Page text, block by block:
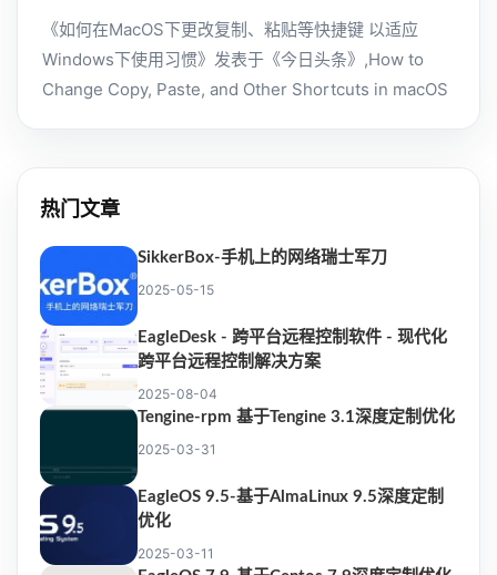
《如何在MacOS下更改复制、粘贴等快捷键 以适应
Windows下使用习惯》发表于《今日头条》,How to
Change Copy, Paste, and Other Shortcuts in macOS
热门文章
SikkerBox-手机上的网络瑞士军刀
2025-05-15
EagleDesk - 跨平台远程控制软件 - 现代化
跨平台远程控制解决方案
2025-08-04
Tengine-rpm 基于Tengine 3.1深度定制优化
2025-03-31
EagleOS 9.5-基于AlmaLinux 9.5深度定制
优化
2025-03-11